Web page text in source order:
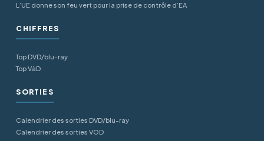
L’UE donne son feu vert pour la prise de contrôle d’EA
CHIFFRES
Top DVD/blu-ray
Top VàD
SORTIES
Calendrier des sorties DVD/blu-ray
Calendrier des sorties VOD